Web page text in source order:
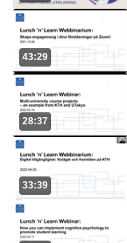
43:29
28:37
33:39